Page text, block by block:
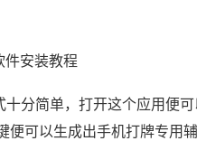
安装教程
分简单，打开这个应用便
可以生成出手机打牌专用